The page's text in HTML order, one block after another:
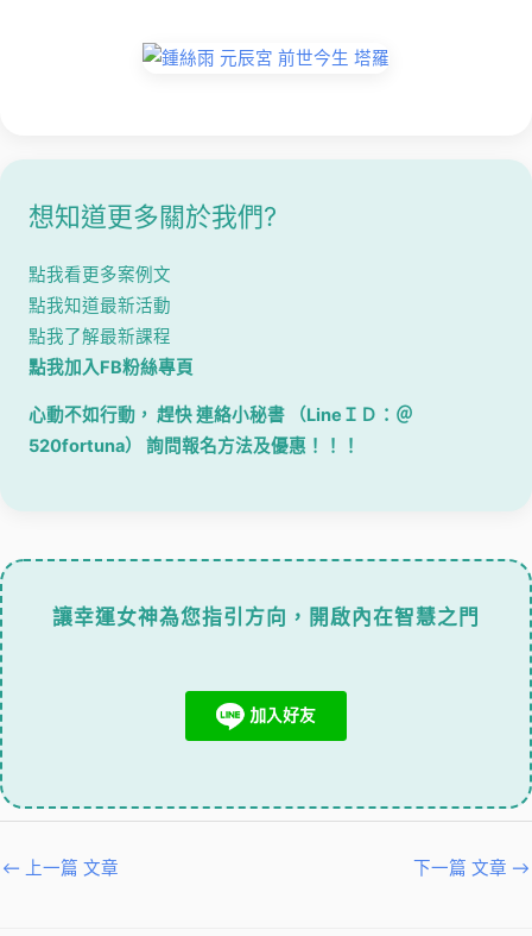
想知道更多關於我們?
點我看更多案例文
點我知道最新活動
點我了解最新課程
點我加入FB粉絲專頁
心動不如行動， 趕快 連絡小秘書 （LineＩＤ：＠
520fortuna） 詢問報名方法及優惠！！！
讓幸運女神為您指引方向，開啟內在智慧之門
← 上一篇 文章 下一篇 文章 →